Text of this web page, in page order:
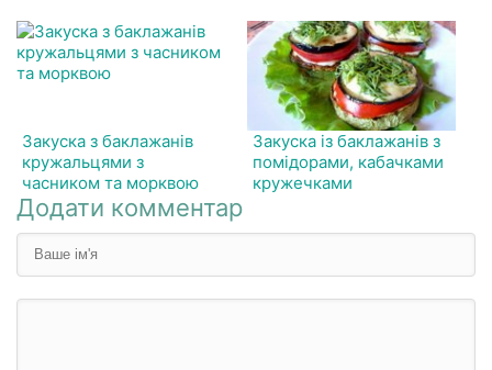
Закуска з баклажанів
кружальцями з
часником та морквою
Закуска із баклажанів з
помідорами, кабачками
кружечками
Додати комментар